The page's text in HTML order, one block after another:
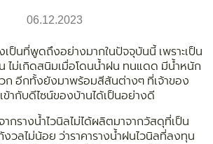
06.12.2023
เป็นที่พูดถึงอย่างมากในปัจจุบันนี้ เพราะเป็น
ไม่เกิดสนิมเมื่อโดนน้ำฝน ทนแดด มีน้ำหนัก
วก อีกทั้งยังมาพร้อมสีสันต่างๆ ที่เจ้าของ
ข้ากับดีไซน์ของบ้านได้เป็นอย่างดี
ากรางน้ำไวนิลไม่ได้ผลิตมาจากวัสดุที่เป็น
งวลไม่น้อย ว่าราคารางน้ำฝนไวนิลที่ลงทุน